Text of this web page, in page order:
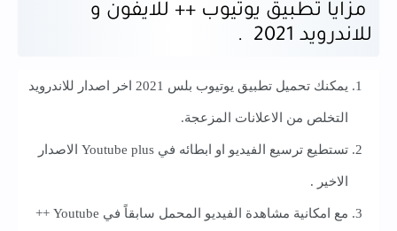
مزايا تطبيق يوتيوب ++ للايفون و
للاندرويد 2021 .
يمكنك تحميل تطبيق يوتيوب بلس 2021 اخر اصدار للاندرويد
التخلص من الاعلانات المزعجة.
تستطيع ترسيع الفيديو او ابطائه في Youtube plus الاصدار
الاخير .
مع امكانية مشاهدة الفيديو المحمل سابقاً في Youtube ++